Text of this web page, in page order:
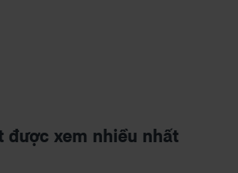
được xem nhiều nhất